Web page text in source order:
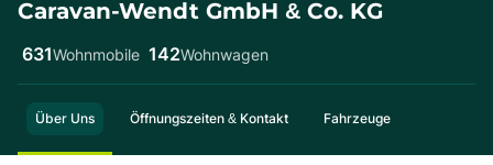
Caravan-Wendt GmbH & Co. KG
631Wohnmobile 142Wohnwagen
Über Uns Öffnungszeiten & Kontakt Fahrzeuge